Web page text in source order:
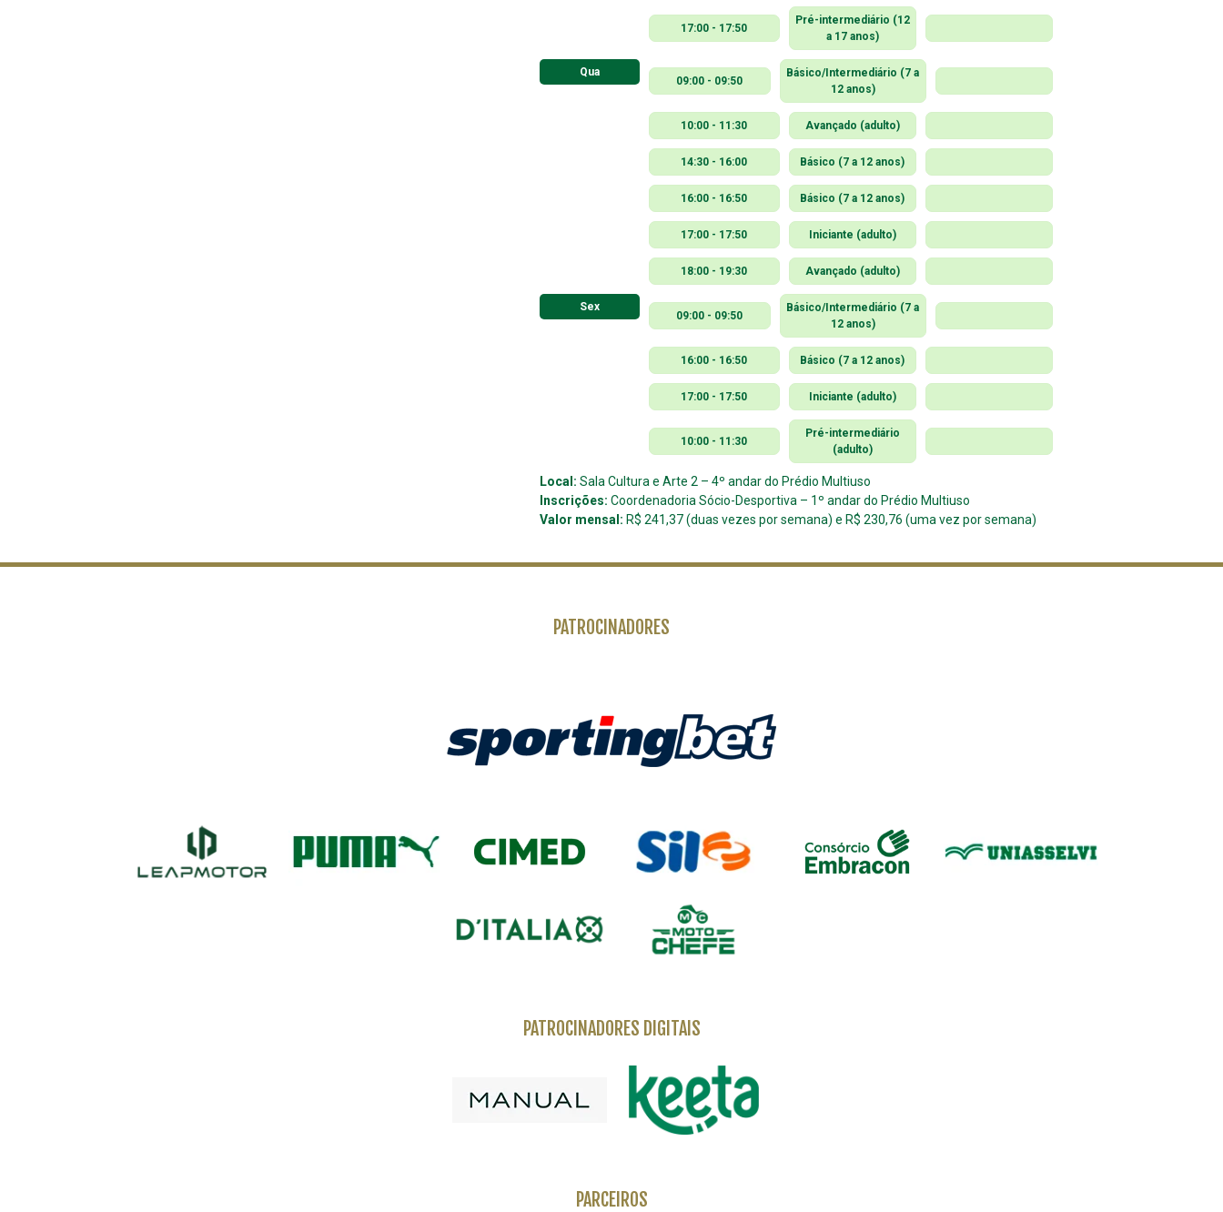
17:00 - 17:50
Pré-intermediário (12
a 17 anos)
Qua
09:00 - 09:50
Básico/Intermediário (7 a
12 anos)
10:00 - 11:30 Avançado (adulto)
14:30 - 16:00 Básico (7 a 12 anos)
16:00 - 16:50 Básico (7 a 12 anos)
17:00 - 17:50 Iniciante (adulto)
18:00 - 19:30 Avançado (adulto)
Sex
09:00 - 09:50
Básico/Intermediário (7 a
12 anos)
16:00 - 16:50 Básico (7 a 12 anos)
17:00 - 17:50 Iniciante (adulto)
10:00 - 11:30
Pré-intermediário
(adulto)
Local: Sala Cultura e Arte 2 – 4º andar do Prédio Multiuso
Inscrições: Coordenadoria Sócio-Desportiva – 1º andar do Prédio Multiuso
Valor mensal: R$ 241,37 (duas vezes por semana) e R$ 230,76 (uma vez por semana)
PATROCINADORES
PATROCINADORES DIGITAIS
PARCEIROS